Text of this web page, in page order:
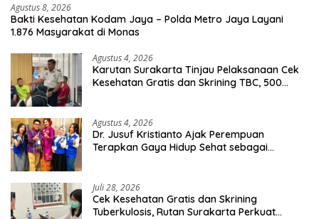
Agustus 8, 2026
Bakti Kesehatan Kodam Jaya – Polda Metro Jaya Layani
1.876 Masyarakat di Monas
Agustus 4, 2026
Karutan Surakarta Tinjau Pelaksanaan Cek
Kesehatan Gratis dan Skrining TBC, 500
Agustus 4, 2026
Dr. Jusuf Kristianto Ajak Perempuan
Terapkan Gaya Hidup Sehat sebagai
Juli 28, 2026
Cek Kesehatan Gratis dan Skrining
Tuberkulosis, Rutan Surakarta Perkuat